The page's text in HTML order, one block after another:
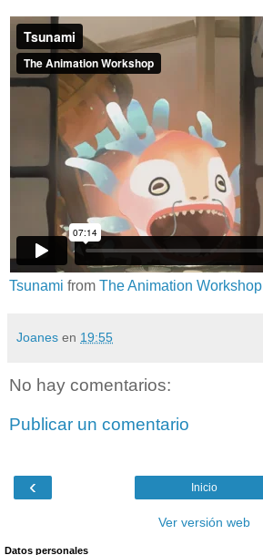
Tsunami from The Animation Workshop
Joanes en 19:55
No hay comentarios:
Publicar un comentario
‹ Inicio
Ver versión web
Datos personales